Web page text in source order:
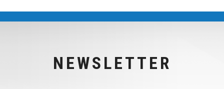
NEWSLETTER